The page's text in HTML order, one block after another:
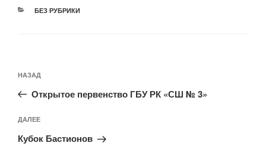
РУБРИКИ
БЕЗ РУБРИКИ
по
записям
Предыдущая
запись:
НАЗАД
Открытое первенство ГБУ РК «СШ № 3»
Следующая
запись
ДАЛЕЕ
Кубок Бастионов